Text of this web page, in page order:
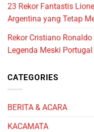
23 Rekor Fantastis
Argentina yang Tetap
Rekor Cristiano
Legenda Meski
CATEGORIES
BERITA & ACARA
KACAMATA